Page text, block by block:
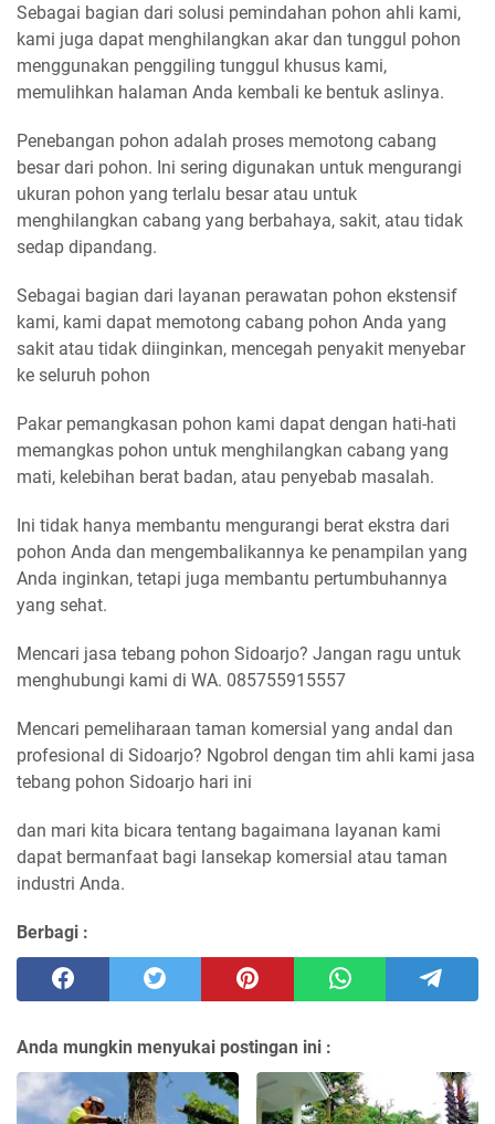
Sebagai bagian dari solusi pemindahan pohon ahli kami,
kami juga dapat menghilangkan akar dan tunggul pohon
menggunakan penggiling tunggul khusus kami,
memulihkan halaman Anda kembali ke bentuk aslinya.
Penebangan pohon adalah proses memotong cabang
besar dari pohon. Ini sering digunakan untuk mengurangi
ukuran pohon yang terlalu besar atau untuk
menghilangkan cabang yang berbahaya, sakit, atau tidak
sedap dipandang.
Sebagai bagian dari layanan perawatan pohon ekstensif
kami, kami dapat memotong cabang pohon Anda yang
sakit atau tidak diinginkan, mencegah penyakit menyebar
ke seluruh pohon
Pakar pemangkasan pohon kami dapat dengan hati-hati
memangkas pohon untuk menghilangkan cabang yang
mati, kelebihan berat badan, atau penyebab masalah.
Ini tidak hanya membantu mengurangi berat ekstra dari
pohon Anda dan mengembalikannya ke penampilan yang
Anda inginkan, tetapi juga membantu pertumbuhannya
yang sehat.
Mencari jasa tebang pohon Sidoarjo? Jangan ragu untuk
menghubungi kami di WA. 085755915557
Mencari pemeliharaan taman komersial yang andal dan
profesional di Sidoarjo? Ngobrol dengan tim ahli kami jasa
tebang pohon Sidoarjo hari ini
dan mari kita bicara tentang bagaimana layanan kami
dapat bermanfaat bagi lansekap komersial atau taman
industri Anda.
Berbagi :
Anda mungkin menyukai postingan ini :